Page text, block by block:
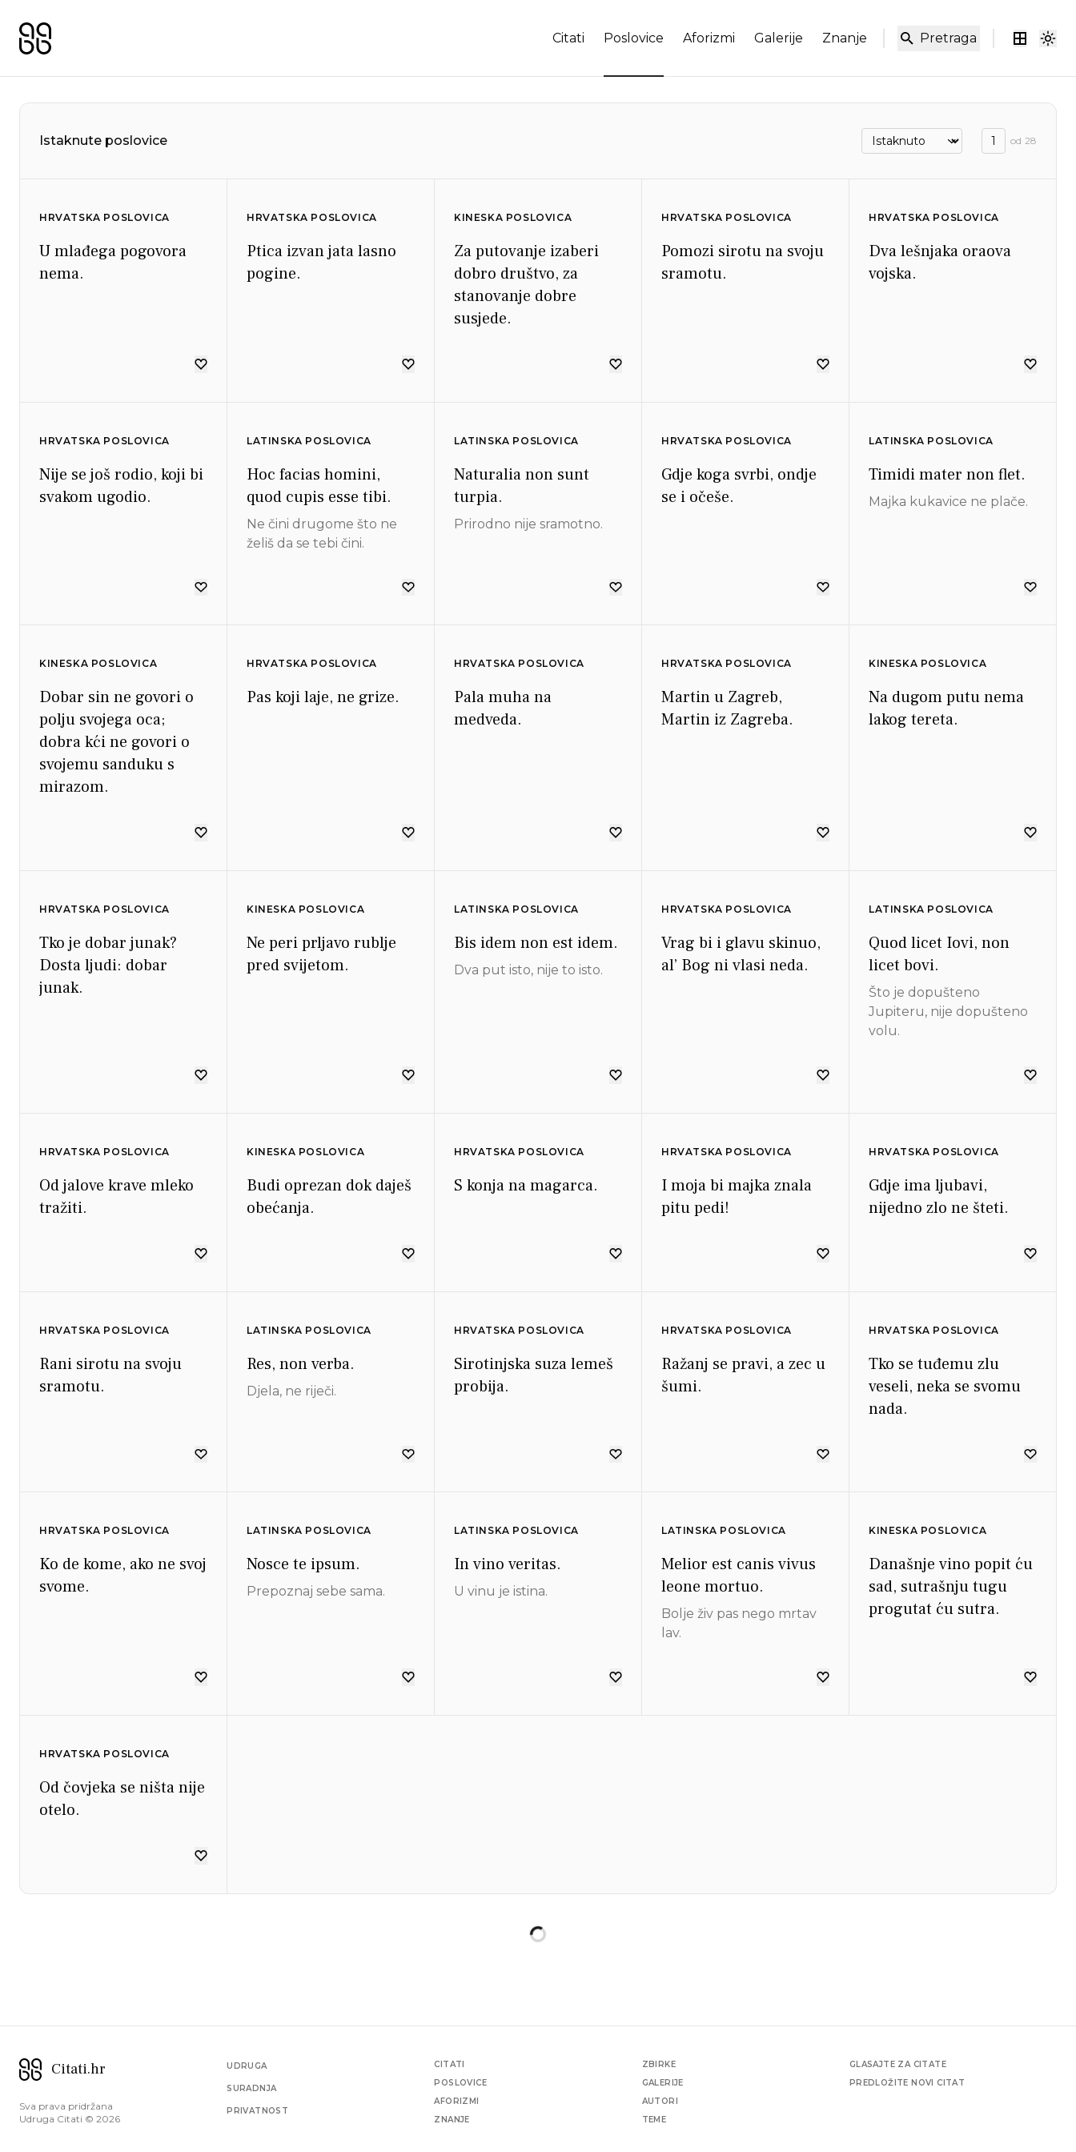
Pretraga
Citati Poslovice Aforizmi Galerije Znanje
Istaknute poslovice od 28
HRVATSKA POSLOVICA
U mlađega pogovora
nema.
HRVATSKA POSLOVICA
Ptica izvan jata lasno
pogine.
KINESKA POSLOVICA
Za putovanje izaberi
dobro društvo, za
stanovanje dobre
susjede.
HRVATSKA POSLOVICA
Pomozi sirotu na svoju
sramotu.
HRVATSKA POSLOVICA
Dva lešnjaka oraova
vojska.
HRVATSKA POSLOVICA
Nije se još rodio, koji bi
svakom ugodio.
LATINSKA POSLOVICA
Hoc facias homini,
quod cupis esse tibi.
Ne čini drugome što ne
želiš da se tebi čini.
LATINSKA POSLOVICA
Naturalia non sunt
turpia.
Prirodno nije sramotno.
HRVATSKA POSLOVICA
Gdje koga svrbi, ondje
se i očeše.
LATINSKA POSLOVICA
Timidi mater non flet.
Majka kukavice ne plače.
KINESKA POSLOVICA
Dobar sin ne govori o
polju svojega oca;
dobra kći ne govori o
svojemu sanduku s
mirazom.
HRVATSKA POSLOVICA
Pas koji laje, ne grize.
HRVATSKA POSLOVICA
Pala muha na
medveda.
HRVATSKA POSLOVICA
Martin u Zagreb,
Martin iz Zagreba.
KINESKA POSLOVICA
Na dugom putu nema
lakog tereta.
HRVATSKA POSLOVICA
Tko je dobar junak?
Dosta ljudi: dobar
junak.
KINESKA POSLOVICA
Ne peri prljavo rublje
pred svijetom.
LATINSKA POSLOVICA
Bis idem non est idem.
Dva put isto, nije to isto.
HRVATSKA POSLOVICA
Vrag bi i glavu skinuo,
al’ Bog ni vlasi neda.
LATINSKA POSLOVICA
Quod licet Iovi, non
licet bovi.
Što je dopušteno
Jupiteru, nije dopušteno
volu.
HRVATSKA POSLOVICA
Od jalove krave mleko
tražiti.
KINESKA POSLOVICA
Budi oprezan dok daješ
obećanja.
HRVATSKA POSLOVICA
S konja na magarca.
HRVATSKA POSLOVICA
I moja bi majka znala
pitu pedi!
HRVATSKA POSLOVICA
Gdje ima ljubavi,
nijedno zlo ne šteti.
HRVATSKA POSLOVICA
Rani sirotu na svoju
sramotu.
LATINSKA POSLOVICA
Res, non verba.
Djela, ne riječi.
HRVATSKA POSLOVICA
Sirotinjska suza lemeš
probija.
HRVATSKA POSLOVICA
Ražanj se pravi, a zec u
šumi.
HRVATSKA POSLOVICA
Tko se tuđemu zlu
veseli, neka se svomu
nada.
HRVATSKA POSLOVICA
Ko de kome, ako ne svoj
svome.
LATINSKA POSLOVICA
Nosce te ipsum.
Prepoznaj sebe sama.
LATINSKA POSLOVICA
In vino veritas.
U vinu je istina.
LATINSKA POSLOVICA
Melior est canis vivus
leone mortuo.
Bolje živ pas nego mrtav
lav.
KINESKA POSLOVICA
Današnje vino popit ću
sad, sutrašnju tugu
progutat ću sutra.
HRVATSKA POSLOVICA
Od čovjeka se ništa nije
otelo.
Citati.hr
Sva prava pridržana
Udruga Citati © 2026
UDRUGA
SURADNJA
PRIVATNOST
CITATI
POSLOVICE
AFORIZMI
ZNANJE
ZBIRKE
GALERIJE
AUTORI
TEME
GLASAJTE ZA CITATE
PREDLOŽITE NOVI CITAT